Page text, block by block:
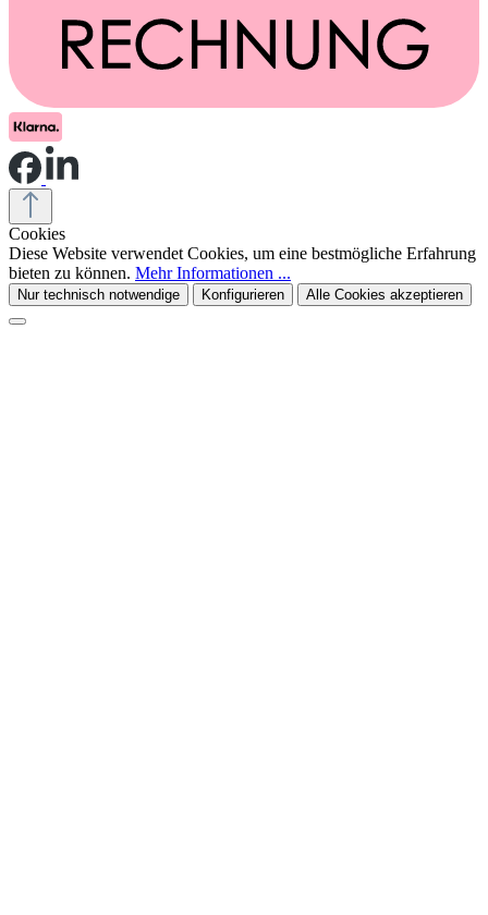
Cookies
Diese Website verwendet Cookies, um eine bestmögliche Erfahrung
bieten zu können. Mehr Informationen ...
Nur technisch notwendige Konfigurieren Alle Cookies akzeptieren